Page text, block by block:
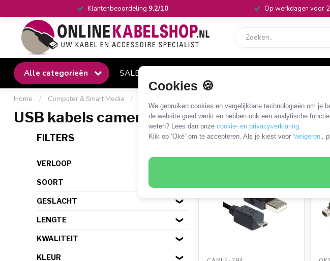
Cookies 🍪
We gebruiken cookies en vergelijkbare technologieën om je
de website goed werkt en hebben ook een analytische
weten? Lees dan onze cookie- en privacyverklaring.
Klik op ‘Oké’ om te accepteren. Als je kiest voor ‘weigeren’,
Klantenbeoordeling 9.2/10 Op werkdagen voor
Alle categorieën SALE
Home / Computer & Smart Media /
USB kabels camera merkspecifiek
FILTERS
VERLOOP
SOORT
GESLACHT
LENGTE
KWALITEIT
KLEUR
13 PRODUCTEN